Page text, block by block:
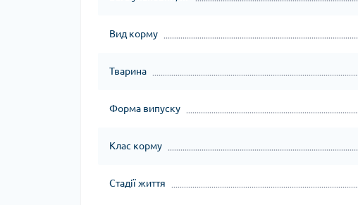
Вид корму
Тварина
Форма випуску
Клас корму
Стадії життя